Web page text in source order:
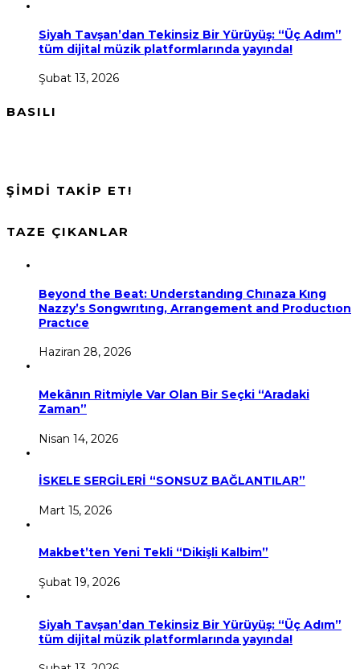
Siyah Tavşan’dan Tekinsiz Bir Yürüyüş: “Üç Adım”
tüm dijital müzik platformlarında yayında!
Şubat 13, 2026
BASILI
ŞİMDİ TAKİP ET!
TAZE ÇIKANLAR
Beyond the Beat: Understandıng Chınaza Kıng
Nazzy’s Songwrıtıng, Arrangement and Productıon
Practıce
Haziran 28, 2026
Mekânın Ritmiyle Var Olan Bir Seçki “Aradaki
Zaman”
Nisan 14, 2026
İSKELE SERGİLERİ “SONSUZ BAĞLANTILAR”
Mart 15, 2026
Makbet’ten Yeni Tekli “Dikişli Kalbim”
Şubat 19, 2026
Siyah Tavşan’dan Tekinsiz Bir Yürüyüş: “Üç Adım”
tüm dijital müzik platformlarında yayında!